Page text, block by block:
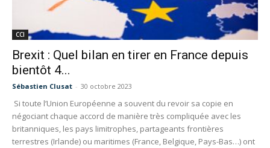
CCI
Brexit : Quel bilan en tirer en France depuis
bientôt 4...
Sébastien Clusat - 30 octobre 2023
Si toute l’Union Européenne a souvent du revoir sa copie en
négociant chaque accord de manière très compliquée avec les
britanniques, les pays limitrophes, partageants frontières
terrestres (Irlande) ou maritimes (France, Belgique, Pays-Bas…) ont